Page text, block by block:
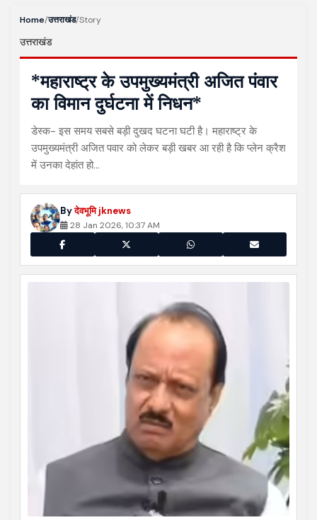
Home/उत्तराखंड/Story
उत्तराखंड
*महाराष्ट्र के उपमुख्यमंत्री अजित पंवार
का विमान दुर्घटना में निधन*
डेस्क- इस समय सबसे बड़ी दुखद घटना घटी है। महाराष्ट्र के
उपमुख्यमंत्री अजित पवार को लेकर बड़ी खबर आ रही है कि प्लेन क्रैश
में उनका देहांत हो…
Byदेवभूमि jknews
28 Jan 2026, 10:37 AM